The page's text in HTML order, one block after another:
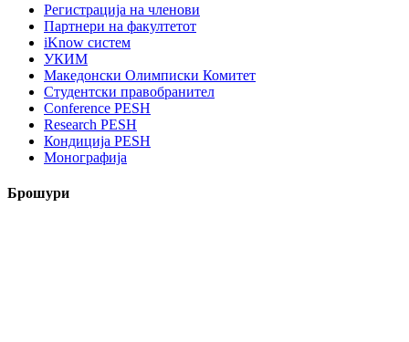
Регистрација на членови
Партнери на факултетот
iKnow систем
УКИМ
Македонски Олимписки Комитет
Студентски правобранител
Conference PESH
Research PESH
Кондиција PESH
Монографија
Брошури